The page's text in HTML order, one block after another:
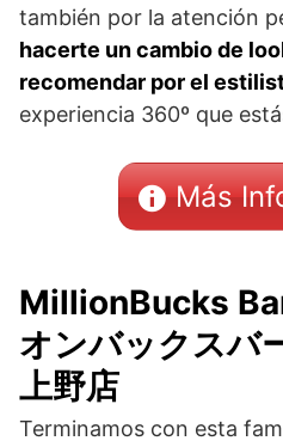
también por la atención
hacerte un cambio de
recomendar por el
experiencia 360º que
Más
MillionBucks
オンバックスバ
上野店
Terminamos con esta